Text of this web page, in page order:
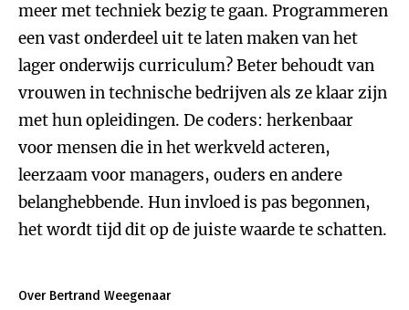
meer met techniek bezig te gaan. Programmeren
een vast onderdeel uit te laten maken van het
lager onderwijs curriculum? Beter behoudt van
vrouwen in technische bedrijven als ze klaar zijn
met hun opleidingen. De coders: herkenbaar
voor mensen die in het werkveld acteren,
leerzaam voor managers, ouders en andere
belanghebbende. Hun invloed is pas begonnen,
het wordt tijd dit op de juiste waarde te schatten.
Over Bertrand Weegenaar